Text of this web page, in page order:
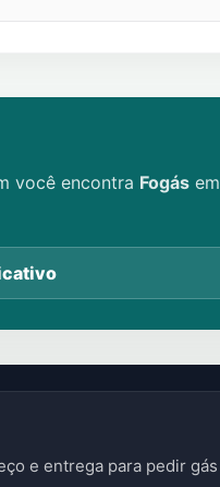
você encontra Fogás em
e entrega para pedir gás